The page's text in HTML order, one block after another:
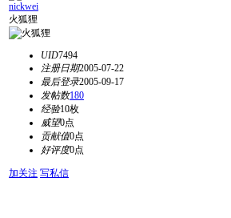
nickwei
火狐狸
UID7494
注册日期2005-07-22
最后登录2005-09-17
发帖数180
经验10枚
威望0点
贡献值0点
好评度0点
加关注 写私信